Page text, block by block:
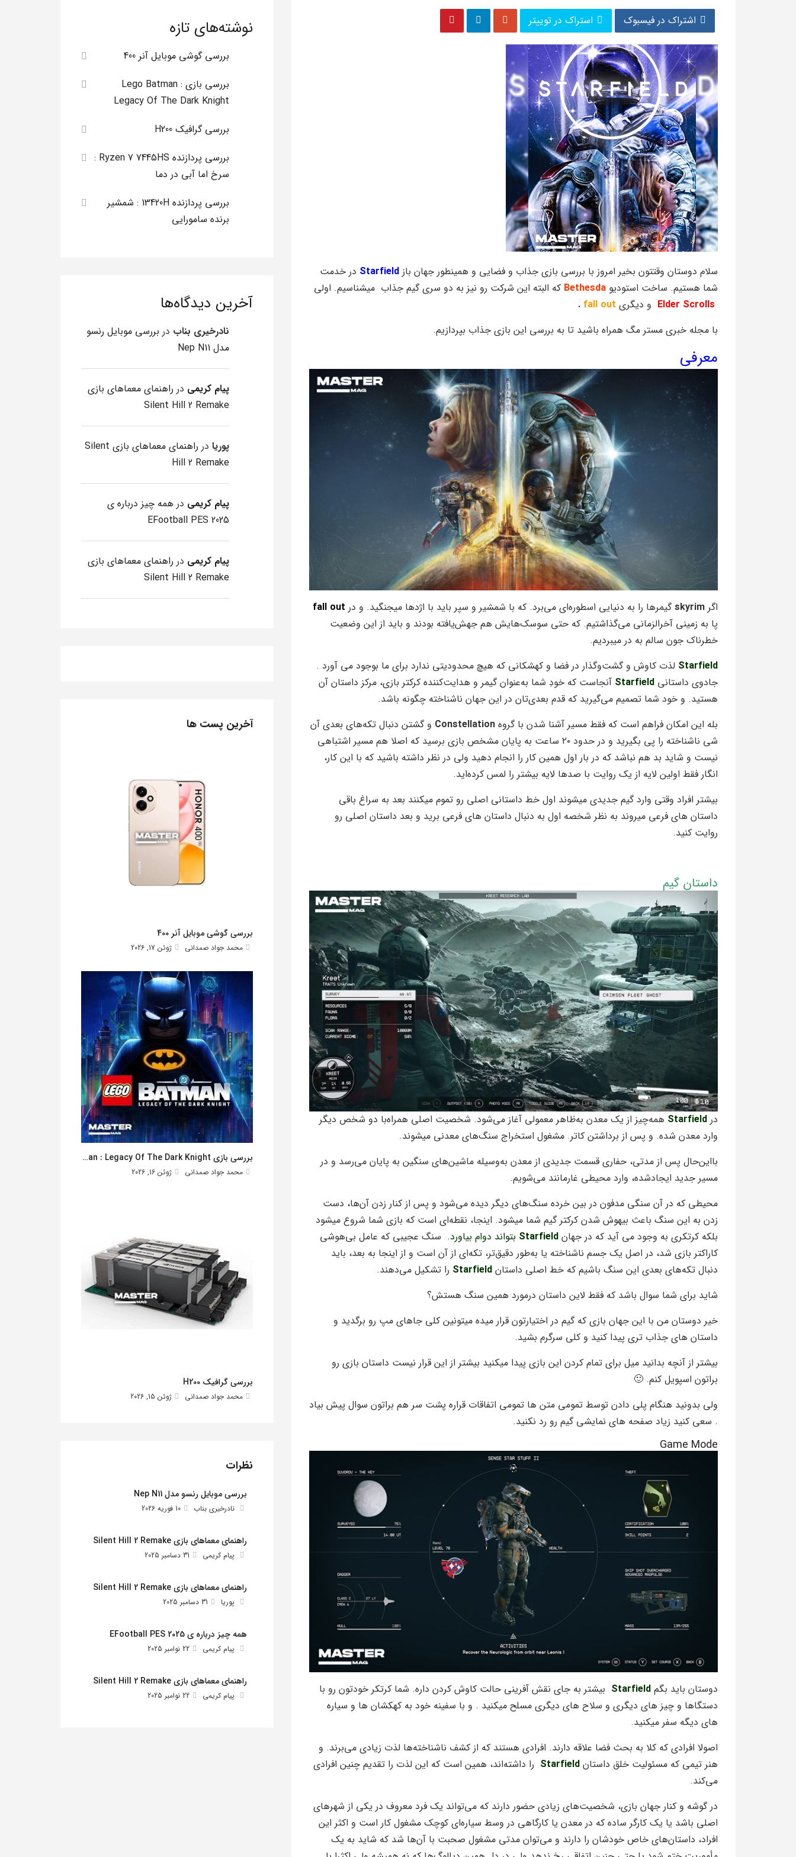
اشتراک در فیسبوک استراک در توییتر
سلام دوستان وقتتون بخیر امروز با بررسی بازی جذاب و فضایی و همینطور جهان باز Starfield در خدمت
شما هستیم. ساخت استودیو Bethesda که البته این شرکت رو نیز به دو سری گیم جذاب میشناسیم. اولی
Elder Scrolls و دیگری fall out
.
با مجله خبری مستر مگ همراه باشید تا به بررسی این بازی جذاب بپردازیم.
معرفی
اگر skyrimگیمر‌ها را به دنیایی اسطوره‌ای می‌برد. که با شمشیر و سپر باید با اژدها میجنگید. و در fall out
پا به زمینی آخرالزمانی می‌گذاشتیم. که حتی سوسک‌هایش هم جهش‌یافته بودند و باید از این وضعیت
خطرناک جون سالم به در میبردیم.
Starfield لذت کاوش و گشت‌و‌گذار در فضا و کهشکانی که هیچ محدودیتی ندارد برای ما بوجود می آورد .
جادوی داستانی Starfield آنجاست که خودِ شما به‌عنوان گیمر و هدایت‌کننده کرکتر بازی، مرکز داستان آن
هستید. و خود شما تصمیم می‌گیرید که قدم بعدی‌تان در این جهان ناشناخته چگونه باشد.
بله این امکان فراهم است که فقط مسیر آشنا شدن با گروه Constellation و گشتن دنبال تکه‌های بعدی آن
شی ناشناخته را پی بگیرید و در حدود ۲۰ ساعت به پایان مشخص بازی برسید که اصلا هم مسیر اشتباهی
نیست و شاید بد هم نباشد که در بار اول همین کار را انجام دهید ولی در نظر داشته باشید که با این کار،
انگار فقط اولین لایه از یک روایت با صدها لایه بیشتر را لمس کرده‌اید.
بیشتر افراد وقتی وارد گیم جدیدی میشوند اول خط داستانی اصلی رو تموم میکنند بعد به سراغ باقی
داستان های فرعی میروند به نظر شخصه اول به دنبال داستان های فرعی برید و بعد داستان اصلی رو
روایت کنید.
داستان گیم
در Starfield همه‌چیز از یک معدن به‌ظاهر معمولی آغاز می‌شود. شخصیت اصلی همراه‌با دو شخص دیگر
وارد معدن شده. و پس از برداشتن کاتر. مشغول استخراج سنگ‌های معدنی میشوند.
بااین‌حال پس از مدتی، حفاری قسمت جدیدی از معدن به‌وسیله ماشین‌های سنگین به پایان می‌رسد و در
مسیر جدید ایجاد‌شده، وارد محیطی غار‌مانند می‌شویم.
محیطی که در آن سنگی مدفون در بین خرده سنگ‌های دیگر دیده می‌شود و پس از کنار زدن آن‌ها، دست
زدن به این سنگ باعث بیهوش شدن کرکتر گیم شما میشود. اینجا، نقطه‌ای است که بازی شما شروع میشود
بلکه کرتکری به وجود می آید که در جهان Starfield بتواند دوام بیاورد. سنگ عجیبی که عامل بی‌هوشی
کاراکتر بازی شد، در اصل یک جسم ناشناخته یا به‌طور دقیق‌تر، تکه‌ای از آن است و از اینجا به بعد، باید
دنبال تکه‌های بعدی این سنگ باشیم که خط اصلی داستان Starfield را تشکیل می‌دهند.
شاید برای شما سوال باشد که فقط لاین داستان درمورد همین سنگ هستش؟
خیر دوستان من با این جهان بازی که گیم در اختیارتون قرار میده میتونین کلی جاهای مپ رو برگدید و
داستان های جذاب تری پیدا کنید و کلی سرگرم بشید.
بیشتر از آنچه بدانید میل برای تمام کردن این بازی پیدا میکنید بیشتر از این قرار نیست داستان بازی رو
براتون اسپویل کنم. 🙂
ولی بدونید هنگام پلی دادن توسط تمومی متن ها تمومی اتفاقات قراره پشت سر هم براتون سوال پیش بیاد
. سعی کنید زیاد صفحه های نمایشی گیم رو رد نکنید.
Game Mode
دوستان باید بگم Starfield بیشتر به جای نقش آفرینی حالت کاوش کردن داره. شما کرتکر خودتون رو با
دستگاها و چیز های دیگری و سلاح های دیگری مسلح میکنید . و با سفینه خود به کهکشان ها و سیاره
های دیگه سفر میکنید.
اصولا افرادی که کلا به بحث فضا علاقه دارند. افرادی هستند که از کشف ناشناخته‌ها لذت زیادی می‌برند. و
هنر تیمی که مسئولیت خلق داستان Starfield را داشته‌اند، همین است که این لذت را تقدیم چنین افرادی
می‌کند.
در گوشه و کنار جهان بازی، شخصیت‌های زیادی حضور دارند که می‌تواند یک فرد معروف در یکی از شهرهای
اصلی باشد یا یک کارگر ساده که در معدن یا کارگاهی در وسط سیاره‌ای کوچک مشغول کار است و اکثر این
افراد، داستان‌های خاص خودشان را دارند و می‌توان مدتی مشغول صحبت با آن‌ها شد که شاید به یک
نوشته‌های تازه
بررسی گوشی موبایل آنر 400
بررسی بازی Lego Batman :
Legacy Of The Dark Knight
بررسی گرافیک H200
بررسی پردازنده Ryzen 7 7445HS :
سرخ اما آبی در دما
بررسی پردازنده 13420H : شمشیر
برنده سامورایی
آخرین دیدگاه‌ها
نادرخیری بناب در بررسی موبایل رنسو
مدل Nep N11
پیام کریمی در راهنمای معماهای بازی
Silent Hill 2 Remake
پوریا در
راهنمای معماهای بازی Silent
Hill 2 Remake
پیام کریمی در همه چیز درباره ی
EFootball PES 2025
پیام کریمی در راهنمای معماهای بازی
Silent Hill 2 Remake
آخرین پست ها
بررسی گوشی موبایل آنر 400
محمد جواد صمدانی ژوئن 17, 2026
بررسی بازی Lego Batman : Legacy Of The Dark Knight
محمد جواد صمدانی ژوئن 16, 2026
بررسی گرافیک H200
محمد جواد صمدانی ژوئن 15, 2026
نظرات
بررسی موبایل رنسو مدل Nep N11
نادرخیری بناب 10 فوریه 2026
راهنمای معماهای بازی Silent Hill 2 Remake
پیام کریمی 31 دسامبر 2025
راهنمای معماهای بازی Silent Hill 2 Remake
پوریا 31 دسامبر 2025
همه چیز درباره ی EFootball PES 2025
پیام کریمی 22 نوامبر 2025
راهنمای معماهای بازی Silent Hill 2 Remake
پیام کریمی 22 نوامبر 2025